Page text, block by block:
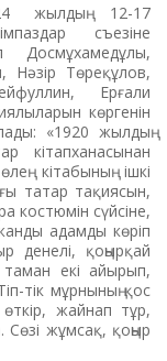
жылдың 12-17
съезіне
Нәзір Төреқұлов,
Ерғали
көргенін
«1920 жылдың
кітапха­насынан
кіта­бының ішкі
татар та­қиясын,
костюмін сүйсіне,
адамды кө­ріп
қоңырқай
екі айырып,
тік мұрнының қос
жайнап тұр,
жұмсақ, қоңыр